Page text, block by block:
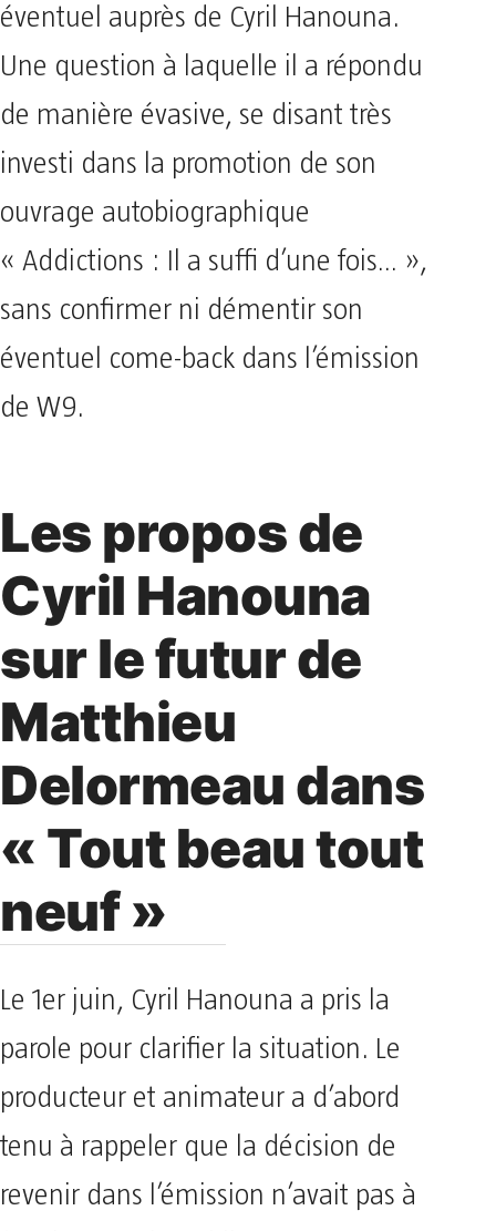
éventuel auprès de Cyril Hanouna.
Une question à laquelle il a répondu
de manière évasive, se disant très
investi dans la promotion de son
ouvrage autobiographique
« Addictions : Il a suffi d’une fois… »,
sans confirmer ni démentir son
éventuel come-back dans l’émission
de W9.
Les propos de
Cyril Hanouna
sur le futur de
Matthieu
Delormeau dans
« Tout beau tout
neuf »
Le 1er juin, Cyril Hanouna a pris la
parole pour clarifier la situation. Le
producteur et animateur a d’abord
tenu à rappeler que la décision de
revenir dans l’émission n’avait pas à